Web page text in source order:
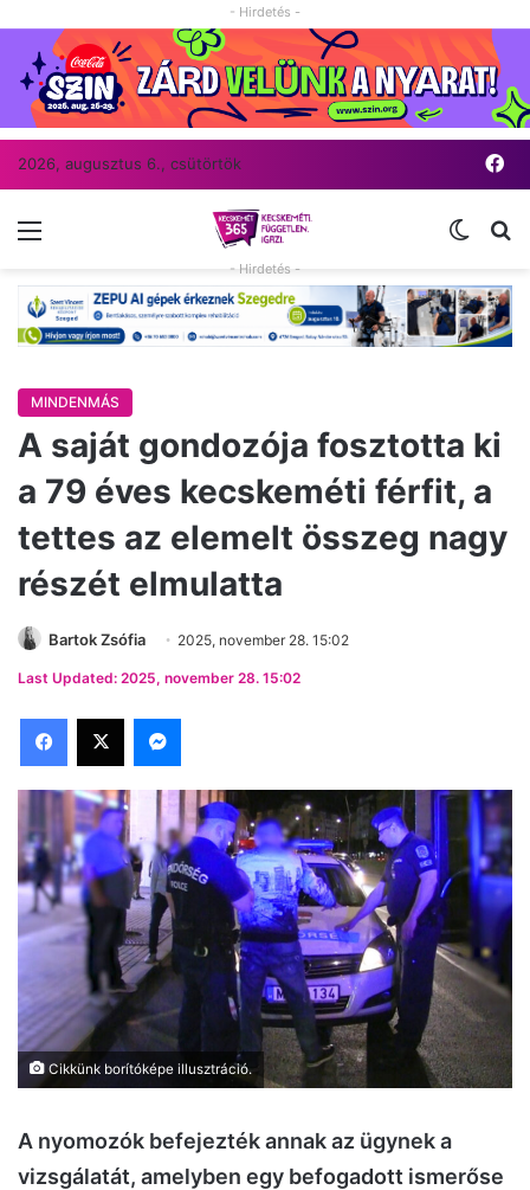
- Hirdetés -
2026, augusztus 6., csütörtök
Menü
- Hirdetés -
MINDENMÁS
A saját gondozója fosztotta ki
a 79 éves kecskeméti férfit, a
tettes az elemelt összeg nagy
részét elmulatta
Bartok Zsófia 2025, november 28. 15:02
Last Updated: 2025, november 28. 15:02
Facebook
X Messenger
Cikkünk borítóképe illusztráció.
A nyomozók befejezték annak az ügynek a
vizsgálatát, amelyben egy befogadott ismerőse